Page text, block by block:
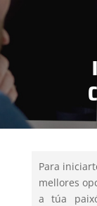
Para
mellores
a túa